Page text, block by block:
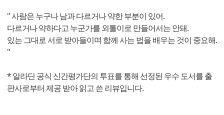
" 사람은 누구나 남과 다르거나 약한 부분이 있어.
다르거나 약하다고 누군가를 외톨이로 만들어서는 안돼.
있는 그대로 서로 받아들이며 함께 사는 법을 배우는 것이 중요해.
"
* 알라딘 공식 신간평가단의 투표를 통해 선정된 우수 도서를 출
판사로부터 제공 받아 읽고 쓴 리뷰입니다.